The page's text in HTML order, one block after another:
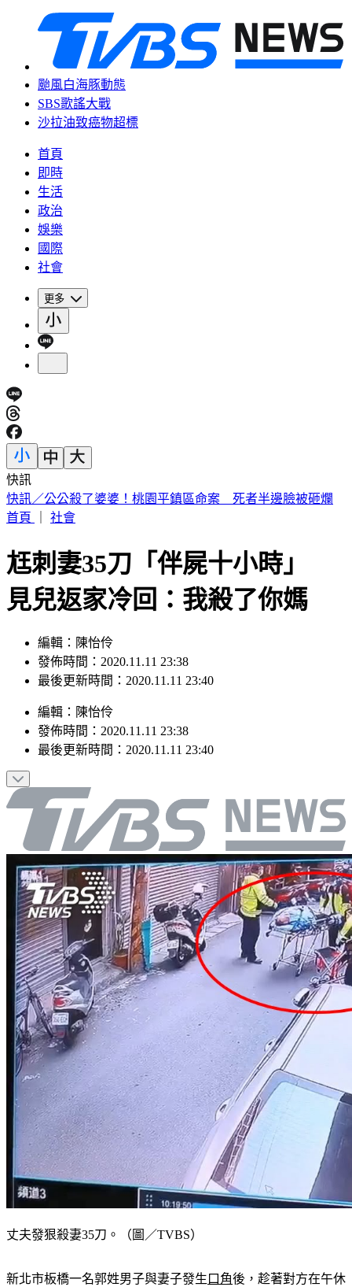
颱風白海豚動態
SBS歌謠大戰
沙拉油致癌物超標
首頁
即時
生活
政治
娛樂
國際
社會
更多
快訊
綠控「集團式兒虐」 北市教育局怒了：別再踐踏基層公務員
首頁
社會
尪刺妻35刀「伴屍十小時」
見兒返家冷回：我殺了你媽
編輯：陳怡伶
發佈時間：2020.11.11 23:38
最後更新時間：2020.11.11 23:40
編輯 ： 陳怡伶
發佈時間： 2020.11.11 23:38
最後更新時間： 2020.11.11 23:40
丈夫發狠殺妻35刀。（圖／TVBS）
新北市板橋一名郭姓男子與妻子發生 口角後，趁著對方在午休